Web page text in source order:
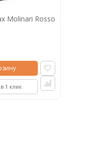
Molinari Rosso
1 клик